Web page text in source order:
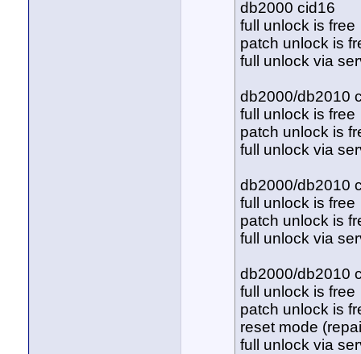
db2000 cid16
full unlock is free
patch unlock is
full unlock via
db2000/db2010
full unlock is free
patch unlock is
full unlock via
db2000/db2010
full unlock is free
patch unlock is
full unlock via
db2000/db2010
full unlock is free
patch unlock is
reset mode
full unlock via